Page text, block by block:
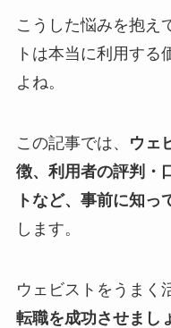
こうした悩みを抱え
トは本当に利用する
よね。
この記事では、
ウェ
徴、利用者の評判・
トなど、事前に知
します。
ウェビストをうまく
転職を成功させまし